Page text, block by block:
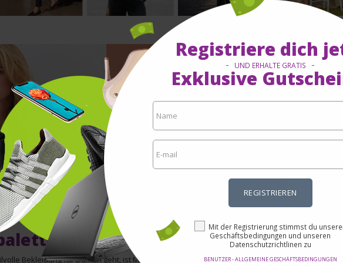
Registriere dich
UND ERHALTE GRATIS
Exklusive
REGISTRIEREN
Mit der Registrierung stimmst du
Geschäftsbedingungen und unseren
Datenschutzrichtlinen zu
BENUTZER - ALLGEMEINE GESCHÄFTSBEDINGUNGEN
im Madeleine Onlineshop
Bekleidung für Damen geht, ist Madeleine nach wie vor einer der bekanntesten Anbieter